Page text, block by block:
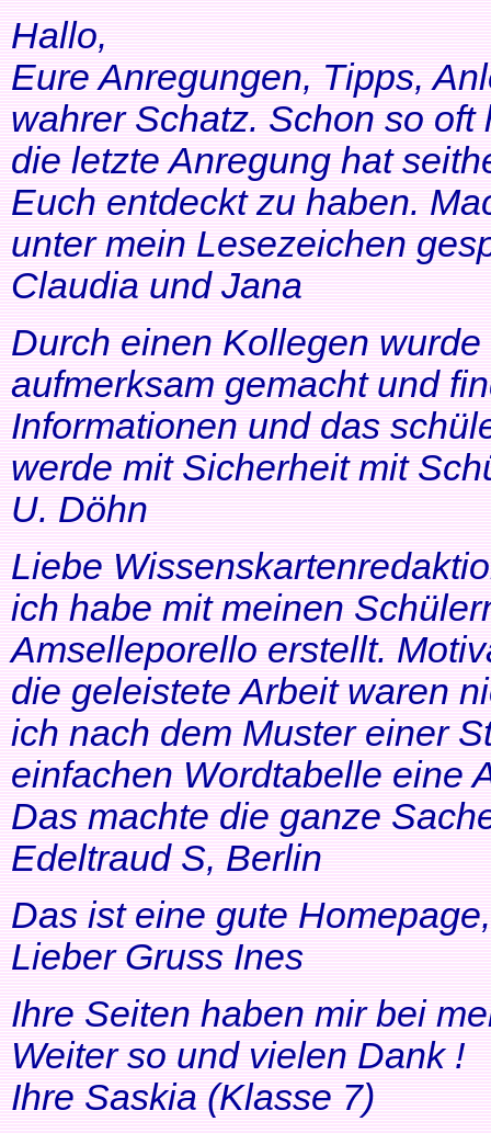
Hallo,
Eure Anregungen, Tipps,
wahrer Schatz. Schon so
die letzte Anregung hat
Euch entdeckt zu haben.
unter mein Lesezeichen
Claudia und Jana
Durch einen Kollegen
aufmerksam gemacht und
Informationen und das
werde mit Sicherheit mit
U. Döhn
Liebe
ich habe mit meinen
Amselleporello erstellt.
die geleistete Arbeit waren
ich nach dem Muster einer
einfachen Wordtabelle eine
Das machte die ganze
Edeltraud S, Berlin
Das ist eine gute
Lieber Gruss Ines
Ihre Seiten haben mir bei
Weiter so und vielen Dank !
Ihre Saskia (Klasse 7)